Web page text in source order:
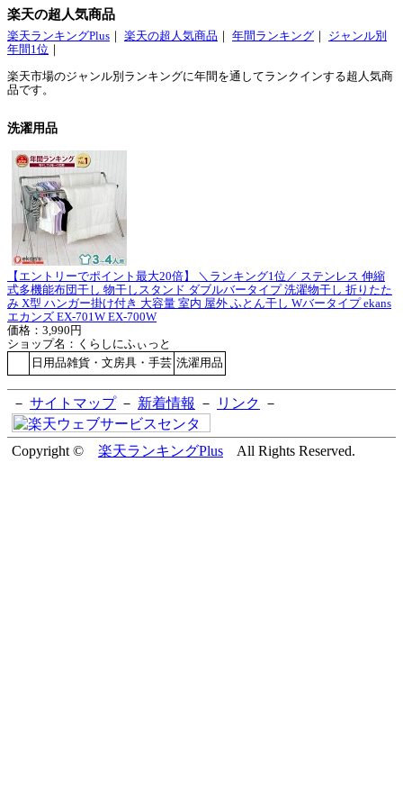
楽天の超人気商品
楽天ランキングPlus 楽天の超人気商品 年間ランキング
ジャンル別
年間1位
楽天市場のジャンル別ランキングに年間を通してランクインする超人気商
品です。
洗濯用品
【エントリーでポイント最大20倍】 ＼ランキング1位／ ステンレス 伸縮
式多機能布団干し 物干しスタンド ダブルバータイプ 洗濯物干し 折りたた
み X型 ハンガー掛け付き 大容量 室内 屋外 ふとん干し Wバータイプ ekans
エカンズ EX-701W EX-700W
価格：3,990円
ショップ名：くらしにふぃっと
日用品雑貨・文房具・手芸 洗濯用品
－ サイトマップ－ 新着情報 － リンク －
Copyright © 楽天ランキングPlus All Rights Reserved.